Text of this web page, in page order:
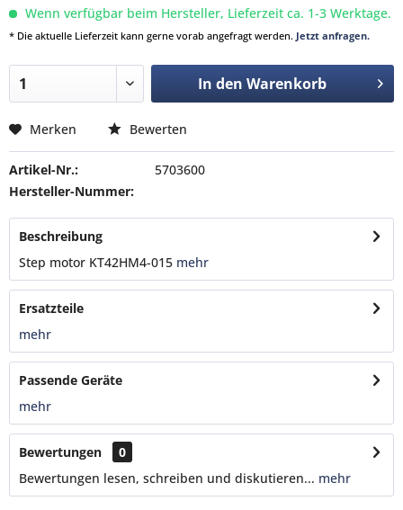
Wenn verfügbar beim Hersteller, Lieferzeit ca. 1-3 Werktage.
* Die aktuelle Lieferzeit kann gerne vorab angefragt werden. Jetzt anfragen.
In den Warenkorb
Merken Bewerten
Artikel-Nr.:
5703600
Hersteller-Nummer:
Beschreibung
Step motor KT42HM4-015 mehr
Ersatzteile
mehr
Passende Geräte
mehr
Bewertungen
0
Bewertungen lesen, schreiben und diskutieren... mehr